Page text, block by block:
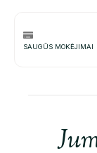
SAUGŪS MOKĖJIMAI